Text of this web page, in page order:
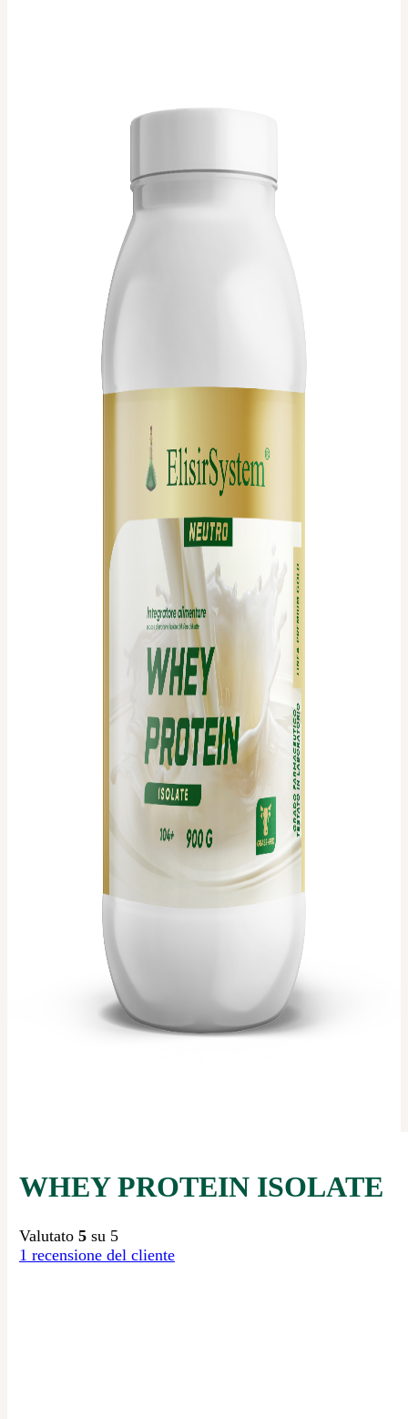
WHEY PROTEIN ISOLATE
Valutato 5su 5
1 recensione del cliente